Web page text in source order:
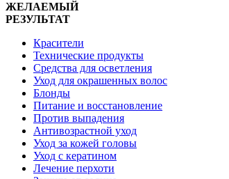
ЖЕЛАЕМЫЙ
РЕЗУЛЬТАТ
Красители
Технические продукты
Средства для осветления
Уход для окрашенных волос
Блонды
Питание и восстановление
Против выпадения
Антивозрастной уход
Уход за кожей головы
Уход с кератином
Лечение перхоти